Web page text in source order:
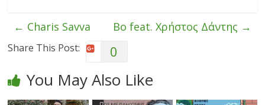
← Charis Savva Bo feat. Χρήστος Δάντης →
Share This Post: 0
You May Also Like